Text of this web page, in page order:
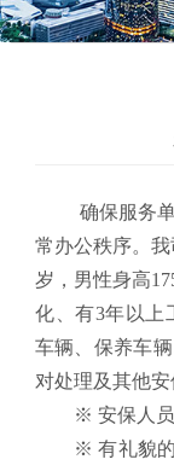
确保服务
常办公秩序。
岁，男性身高
化、有3年以上
车辆、保养车
对处理及其他安
※ 安保人员
※ 有礼貌